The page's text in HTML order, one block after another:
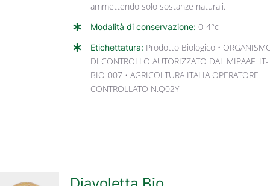
ammettendo solo sostanze naturali.
Modalità di conservazione: 0-4°c
Etichettatura: Prodotto Biologico •
DI CONTROLLO AUTORIZZATO DAL MIPAAF: IT-
BIO-007 • AGRICOLTURA ITALIA OPERATORE
CONTROLLATO N.Q02Y